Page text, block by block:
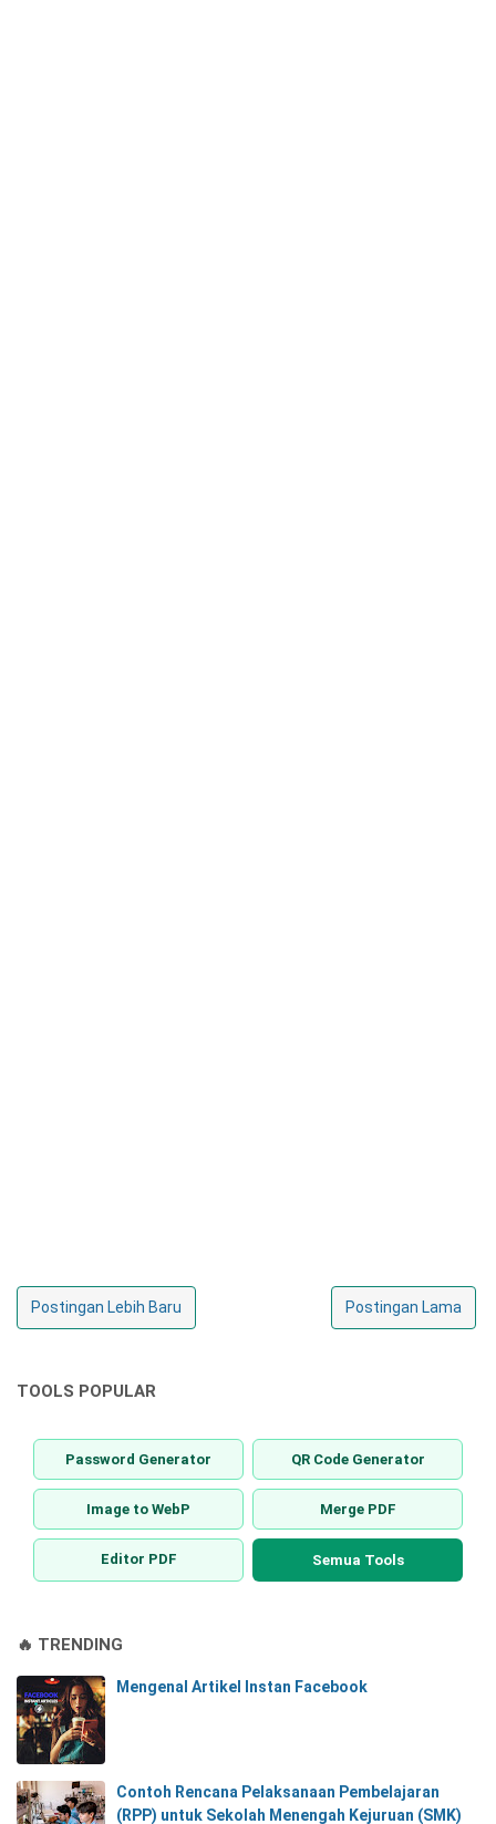
Postingan Lebih Baru Postingan Lama
TOOLS POPULAR
Password Generator QR Code Generator
Image to WebP Merge PDF
Editor PDF Semua Tools
🔥 TRENDING
Mengenal Artikel Instan Facebook
Contoh Rencana Pelaksanaan Pembelajaran
(RPP) untuk Sekolah Menengah Kejuruan (SMK)